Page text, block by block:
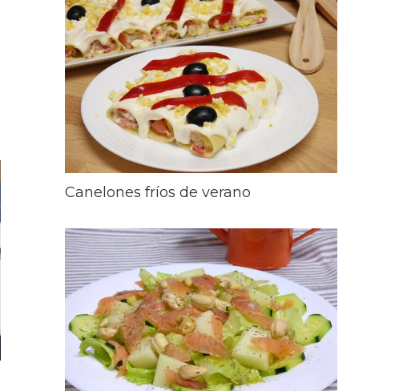
Canelones fríos de verano